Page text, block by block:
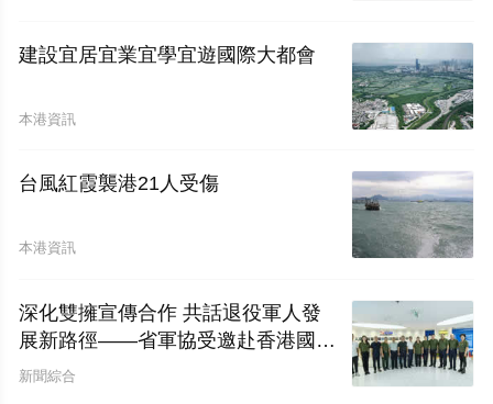
建設宜居宜業宜學宜遊國際大都會
本港資訊
台風紅霞襲港21人受傷
本港資訊
深化雙擁宣傳合作 共話退役軍人發
展新路徑——省軍協受邀赴香港國際
網絡電視台開展座談交流
新聞綜合